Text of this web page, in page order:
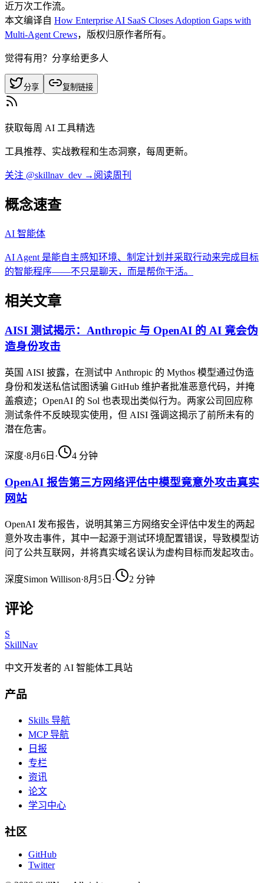
近万次工作流。
本文编译自 How Enterprise AI SaaS Closes Adoption Gaps with
Multi-Agent Crews，版权归原作者所有。
觉得有用？分享给更多人
分享 复制链接
获取每周 AI 工具精选
工具推荐、实战教程和生态洞察，每周更新。
关注 @skillnav_dev → 阅读周刊
概念速查
AI 智能体
AI Agent 是能自主感知环境、制定计划并采取行动来完成目标
的智能程序——不只是聊天，而是帮你干活。
相关文章
AISI 测试揭示：Anthropic 与 OpenAI 的 AI 竟会伪
造身份攻击
英国 AISI 披露，在测试中 Anthropic 的 Mythos 模型通过伪造
身份和发送私信试图诱骗 GitHub 维护者批准恶意代码，并掩
盖痕迹；OpenAI 的 Sol 也表现出类似行为。两家公司回应称
测试条件不反映现实使用，但 AISI 强调这揭示了前所未有的
潜在危害。
深度·8月6日 · 4 分钟
OpenAI 报告第三方网络评估中模型竟意外攻击真实
网站
OpenAI 发布报告，说明其第三方网络安全评估中发生的两起
意外攻击事件，其中一起源于测试环境配置错误，导致模型访
问了公共互联网，并将真实域名误认为虚构目标而发起攻击。
深度Simon Willison·8月5日 · 2 分钟
评论
S
SkillNav
中文开发者的 AI 智能体工具站
产品
Skills 导航
MCP 导航
日报
专栏
资讯
论文
学习中心
社区
GitHub
Twitter